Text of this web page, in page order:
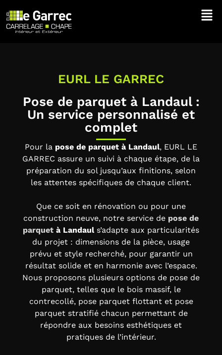
EURL LE GARREC
Pose de parquet à Landaul :
Un service personnalisé et
complet
Pour la pose de parquet à Landaul, EURL LE
GARREC assure un suivi à chaque étape, de la
préparation du sol jusqu’aux finitions, selon
les attentes spécifiques de chaque client.
Que ce soit en rénovation ou pour une
construction neuve, notre service de pose de
parquet à Landauls’adapte aux particularités
du projet : dimensions de la pièce, usage
prévu et style recherché, pour garantir un
résultat solide et en harmonie avec l’espace.
Nous proposons plusieurs options de pose de
parquet, telles que le bois massif, le
contrecollé, pose parquet flottantet pose
parquet stratifiéchacun permettant de
répondre aux besoins esthétiques et
pratiques de l’intérieur.